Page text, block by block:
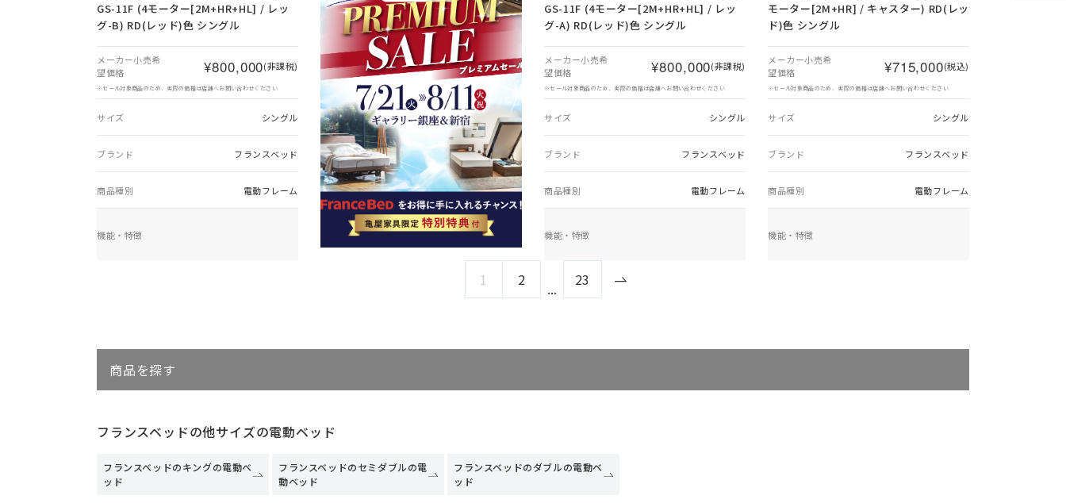
GS-11F (4モーター[2M+HR+HL] / レッ
グ-B) RD(レッド)色 シングル
メーカー小売希
望価格
¥800,000(非課税)
※セール対象商品のため、実際の価格は店舗へお問い合わせください
サイズ シングル
ブランド フランスベッド
商品種別 電動フレーム
機能・特徴
GS-11F (4モーター[2M+HR+HL] / レッ
グ-A) RD(レッド)色 シングル
メーカー小売希
望価格
¥800,000(非課税)
※セール対象商品のため、実際の価格は店舗へお問い合わせください
サイズ シングル
ブランド フランスベッド
商品種別 電動フレーム
機能・特徴
モーター[2M+HR] / キャスター) RD(レッ
ド)色 シングル
メーカー小売希
望価格
¥715,000(税込)
※セール対象商品のため、実際の価格は店舗へお問い合わせください
サイズ シングル
ブランド フランスベッド
商品種別 電動フレーム
機能・特徴
1 2 ... 23
商品を探す
フランスベッドの他サイズの電動ベッド
フランスベッドのキングの電動ベ
ッド
フランスベッドのセミダブルの電
動ベッド
フランスベッドのダブルの電動ベ
ッド